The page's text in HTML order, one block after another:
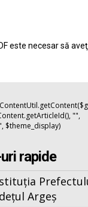
este necesar să
"",
$theme_display)
rapide
Argeș